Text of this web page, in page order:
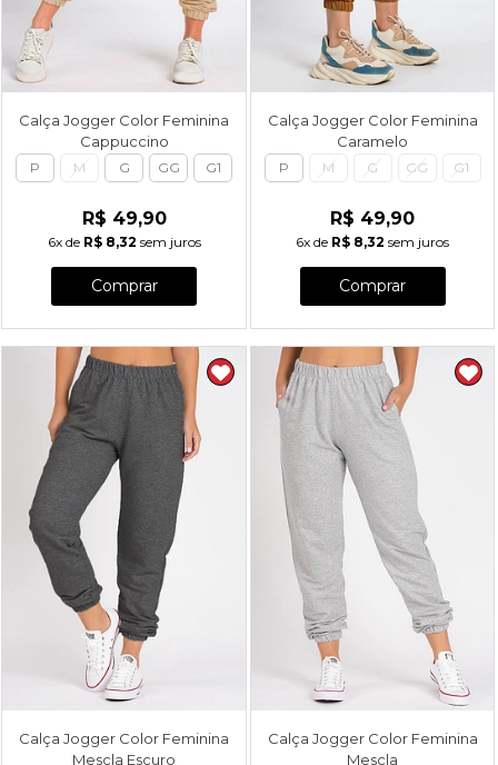
Calça Jogger Color Feminina
Cappuccino
P M G GG G1
R$ 49,90
6xde R$ 8,32 sem juros
Comprar
Calça Jogger Color Feminina
Caramelo
P M G GG G1
R$ 49,90
6x de R$ 8,32 sem juros
Comprar
Calça Jogger Color Feminina
Mescla Escuro
Calça Jogger Color Feminina
Mescla